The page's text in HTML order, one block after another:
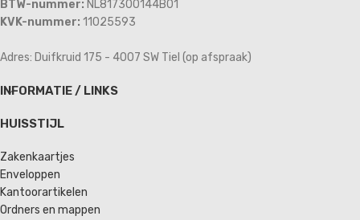
BTW-nummer: NL817300144B01
KVK-nummer: 11025593
Adres: Duifkruid 175 - 4007 SW Tiel (op afspraak)
INFORMATIE / LINKS
HUISSTIJL
Zakenkaartjes
Enveloppen
Kantoorartikelen
Ordners en mappen